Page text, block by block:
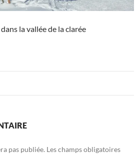
la vallée de la clarée
pas publiée. Les champs obligatoires